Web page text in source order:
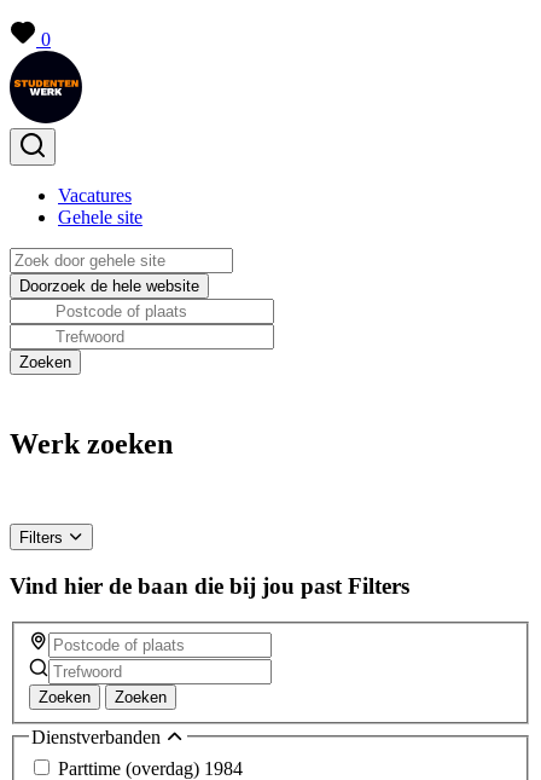
0
Vacatures
Gehele site
Werk zoeken
Filters
Vind hier de baan die bij jou past Filters
Zoeken Zoeken
Dienstverbanden
Parttime (overdag) 1984